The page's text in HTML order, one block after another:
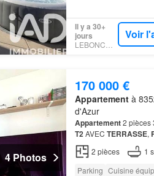
Il y a 30+
jours
Voir
4 Photos
170 000 €
Appartementà
d'Azur
Appartement2 pièces
T2AVEC TERRASSE,
Argens 2 places de
2 pièces 1
Parking Cuisine